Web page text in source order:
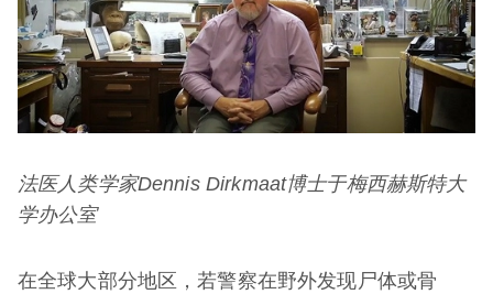
法医人类学家Dennis Dirkmaat博士于梅西赫斯特大
学办公室
在全球大部分地区，若警察在野外发现尸体或骨